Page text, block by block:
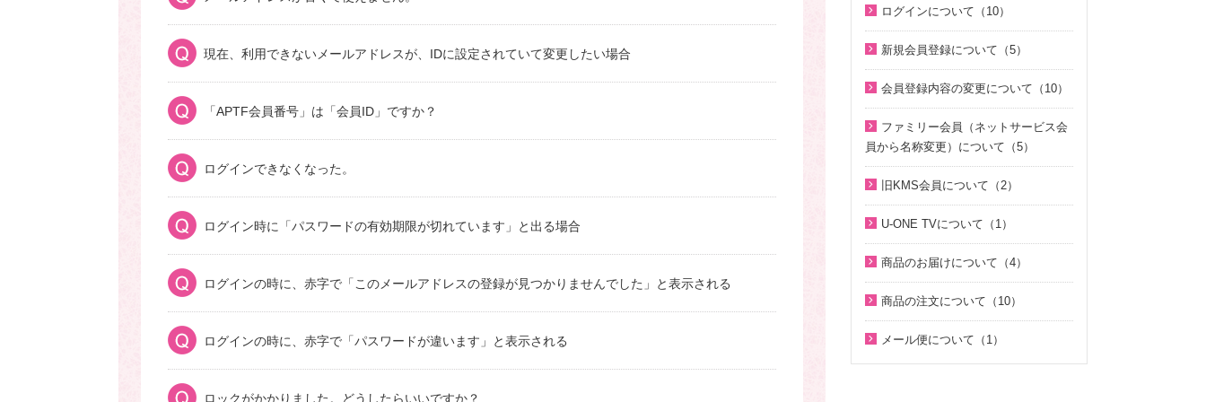
現在、利用できないメールアドレスが、IDに設定されていて変更したい場合
「APTF会員番号」は「会員ID」ですか？
ログインできなくなった。
ログイン時に「パスワードの有効期限が切れています」と出る場合
ログインの時に、赤字で「このメールアドレスの登録が見つかりませんでした」と表示される
ログインの時に、赤字で「パスワードが違います」と表示される
ロックがかかりました。どうしたらいいですか？
ログインについて（10）
新規会員登録について（5）
会員登録内容の変更について（10）
ファミリー会員（ネットサービス会
員から名称変更）について（5）
旧KMS会員について（2）
U-ONE TVについて（1）
商品のお届けについて（4）
商品の注文について（10）
メール便について（1）